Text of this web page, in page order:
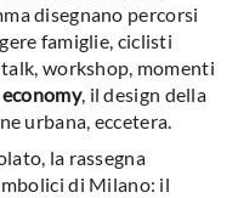
disegnano percorsi
famiglie, ciclisti
workshop, momenti
, il design della
urbana, eccetera.
la rassegna
di Milano: il